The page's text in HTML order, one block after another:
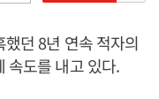
던 8년 연속 적자의
속도를 내고 있다.